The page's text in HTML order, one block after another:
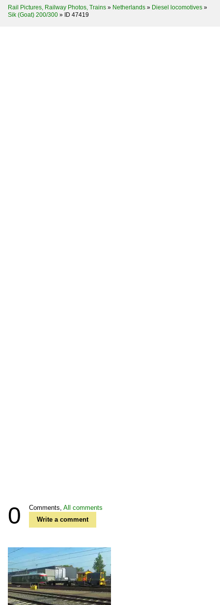
Rail Pictures, Railway Photos, Trains » Netherlands » Diesel locomotives »
Sik (Goat) 200/300 » ID 47419
0 Comments, All comments
Write a comment